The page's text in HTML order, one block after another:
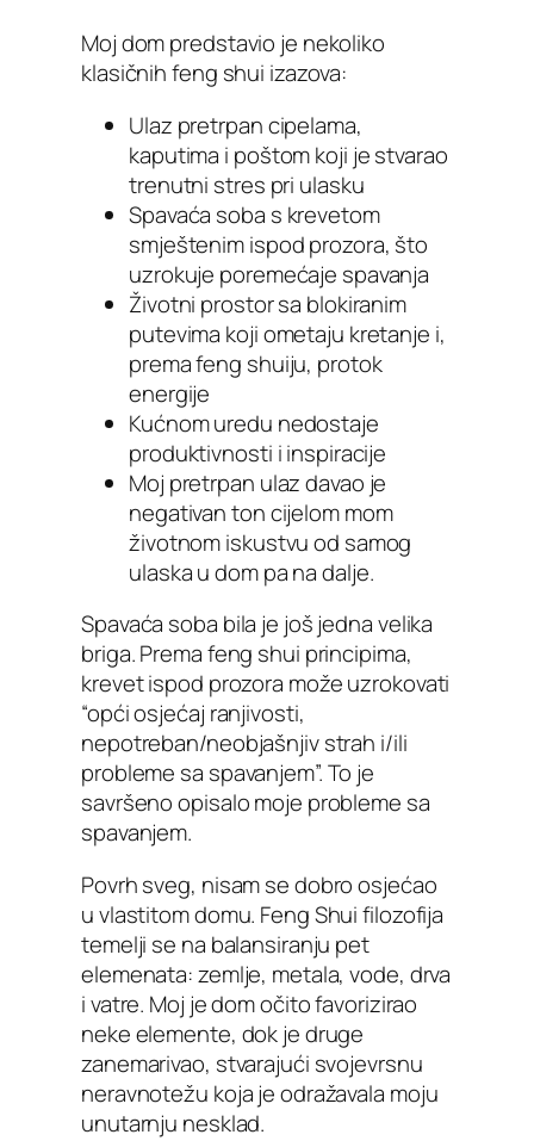
Moj dom predstavio je nekoliko
klasičnih feng shui izazova:
Ulaz pretrpan cipelama,
kaputima i poštom koji je stvarao
trenutni stres pri ulasku
Spavaća soba s krevetom
smještenim ispod prozora, što
uzrokuje poremećaje spavanja
Životni prostor sa blokiranim
putevima koji ometaju kretanje i,
prema feng shuiju, protok
energije
Kućnom uredu nedostaje
produktivnosti i inspiracije
Moj pretrpan ulaz davao je
negativan ton cijelom mom
životnom iskustvu od samog
ulaska u dom pa na dalje.
Spavaća soba bila je još jedna velika
briga. Prema feng shui principima,
krevet ispod prozora može uzrokovati
“opći osjećaj ranjivosti,
nepotreban/neobjašnjiv strah i/ili
probleme sa spavanjem”. To je
savršeno opisalo moje probleme sa
spavanjem.
Povrh sveg, nisam se dobro osjećao
u vlastitom domu. Feng Shui filozofija
temelji se na balansiranju pet
elemenata: zemlje, metala, vode, drva
i vatre. Moj je dom očito favorizirao
neke elemente, dok je druge
zanemarivao, stvarajući svojevrsnu
neravnotežu koja je odražavala moju
unutarnju nesklad.